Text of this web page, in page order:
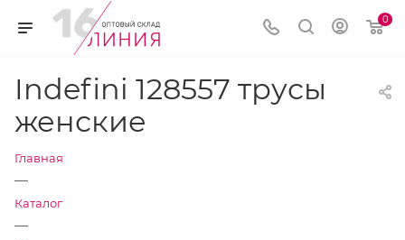
0
Indefini 128557 трусы
женские
Главная
—
Каталог
—